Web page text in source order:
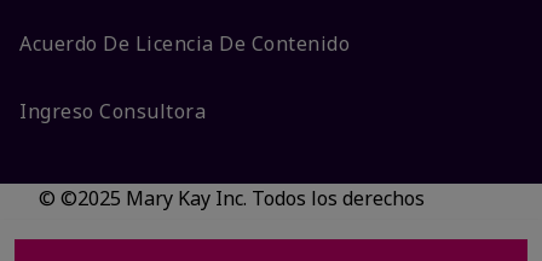
Acuerdo De Licencia De Contenido
Ingreso Consultora
© ©2025 Mary Kay Inc. Todos los derechos